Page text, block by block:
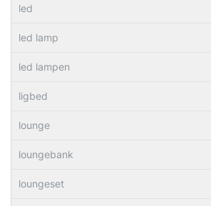
led
led lamp
led lampen
ligbed
lounge
loungebank
loungeset